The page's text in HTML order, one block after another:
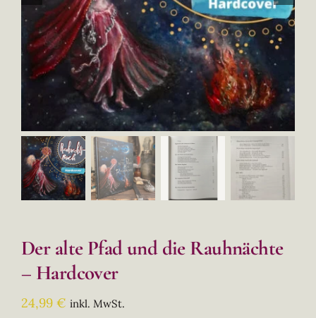
Der alte Pfad und die Rauhnächte
– Hardcover
24,99 € inkl. MwSt.